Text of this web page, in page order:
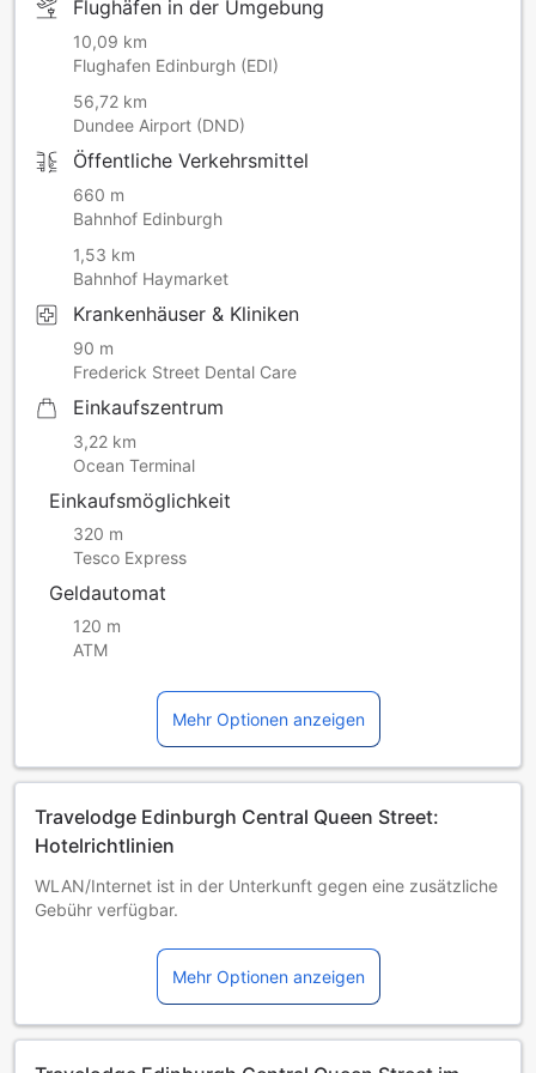
Flughäfen in der Umgebung
10,09 km
Flughafen Edinburgh (EDI)
56,72 km
Dundee Airport (DND)
Öffentliche Verkehrsmittel
660 m
Bahnhof Edinburgh
1,53 km
Bahnhof Haymarket
Krankenhäuser & Kliniken
90 m
Frederick Street Dental Care
Einkaufszentrum
3,22 km
Ocean Terminal
Einkaufsmöglichkeit
320 m
Tesco Express
Geldautomat
120 m
ATM
Mehr Optionen anzeigen
Travelodge Edinburgh Central Queen Street:
Hotelrichtlinien
WLAN/Internet ist in der Unterkunft gegen eine zusätzliche
Gebühr verfügbar.
Ein früher Check-in ist nicht möglich.
Eine andere Bettenkonfiguration kann nach der Buchung
nicht mehr angefordert werden.
Ab dem 1. Oktober 2025 gilt eine Besucherabgabe von 5 %
Mehr Optionen anzeigen